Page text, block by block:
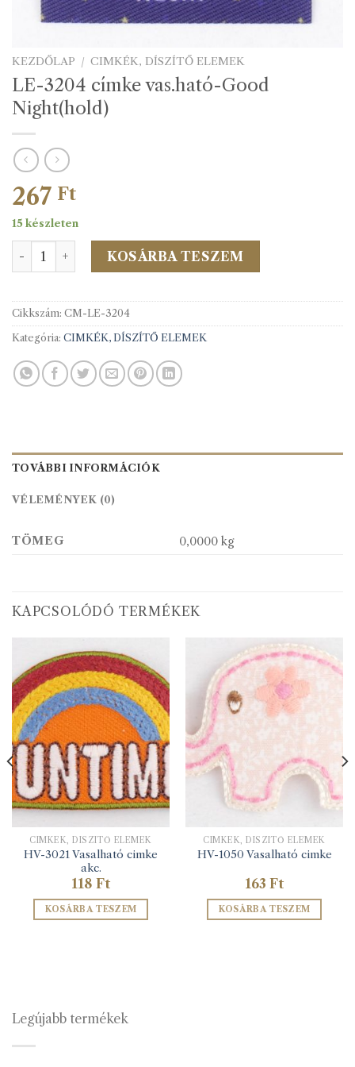
KEZDŐLAP / CIMKÉK, DÍSZÍTŐ ELEMEK
LE-3204 címke vas.ható-Good
Night(hold)
267 Ft
15 készleten
LE-3204 címke vas.ható-Good Night(hold) mennyiség
KOSÁRBA TESZEM
Cikkszám: CM-LE-3204
Kategória: CIMKÉK, DÍSZÍTŐ ELEMEK
TOVÁBBI INFORMÁCIÓK
VÉLEMÉNYEK (0)
TÖMEG 0,0000 kg
KAPCSOLÓDÓ TERMÉKEK
CIMKÉK, DÍSZÍTŐ ELEMEK
HV-3021 Vasalható cimke
akc.
118 Ft
KOSÁRBA TESZEM
CIMKÉK, DÍSZÍTŐ ELEMEK
HV-1050 Vasalható cimke
163 Ft
KOSÁRBA TESZEM
Legújabb termékek